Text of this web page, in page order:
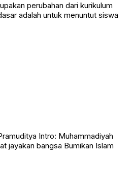
perubahan dari kurikulum
adalah untuk menuntut siswa
Intro: Muhammadiyah
jayakan bangsa Bumikan Islam